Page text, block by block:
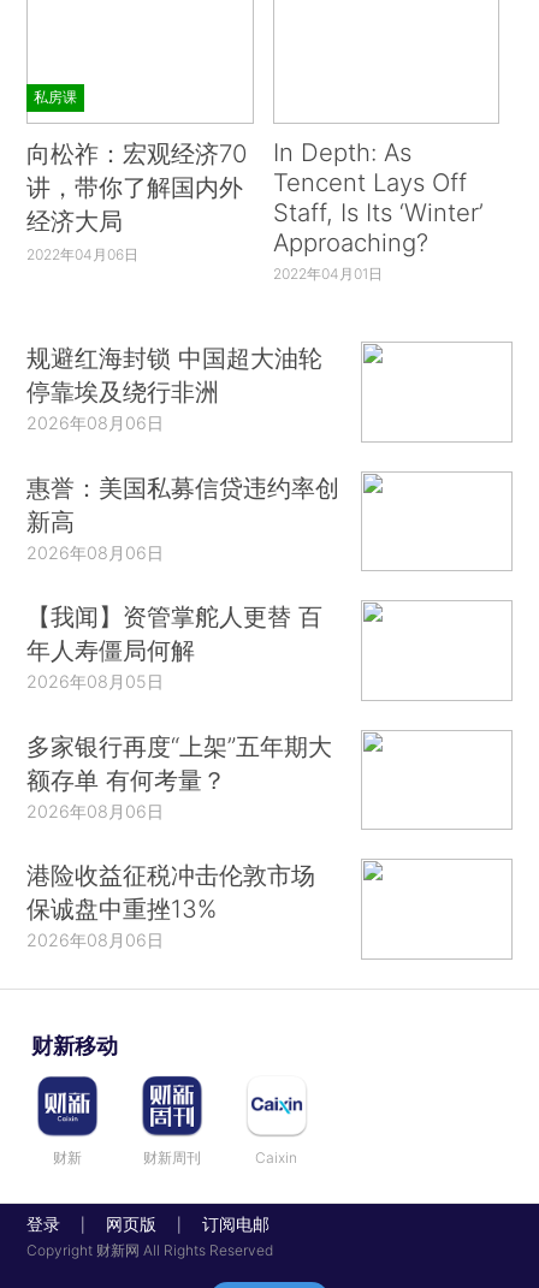
私房课
向松祚：宏观经济70
讲，带你了解国内外
经济大局
2022年04月06日
In Depth: As
Tencent Lays Off
Staff, Is Its ‘Winter’
Approaching?
2022年04月01日
规避红海封锁 中国超大油轮
停靠埃及绕行非洲
2026年08月06日
惠誉：美国私募信贷违约率创
新高
2026年08月06日
【我闻】资管掌舵人更替 百
年人寿僵局何解
2026年08月05日
多家银行再度“上架”五年期大
额存单 有何考量？
2026年08月06日
港险收益征税冲击伦敦市场
保诚盘中重挫13%
2026年08月06日
财新移动
财新 财新周刊 Caixin
登录 网页版 订阅电邮
Copyright 财新网 All Rights Reserved